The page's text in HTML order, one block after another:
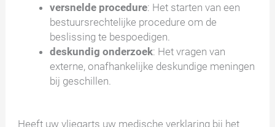
versnelde procedure: Het starten van een
bestuursrechtelijke procedure om de
beslissing te bespoedigen.
deskundig onderzoek: Het vragen van
externe, onafhankelijke deskundige meningen
bij geschillen.
Heeft uw vliegarts uw medische verklaring bij het